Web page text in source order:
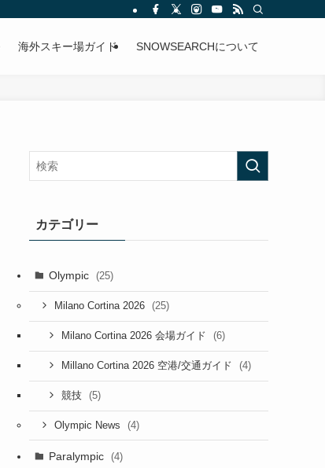
海外スキー場ガイド SNOWSEARCHについて
カテゴリー
Olympic (25)
Milano Cortina 2026 (25)
Milano Cortina 2026 会場ガイド (6)
Millano Cortina 2026 空港/交通ガイド (4)
競技 (5)
Olympic News (4)
Paralympic (4)